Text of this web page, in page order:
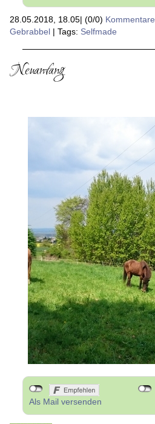
28.05.2018, 18.05| (0/0) Kommentare
Gebrabbel | Tags: Selfmade
Neuanfang
Als Mail versenden